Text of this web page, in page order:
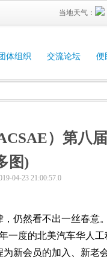
当地天气：
体组织 交流论坛 便
）第八
图)
04-23 21:00:57.0
仍然看不出一丝春意
一度的北美汽车华人
新会员的加入、新老